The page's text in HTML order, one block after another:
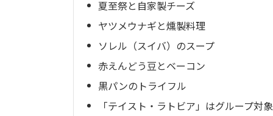
夏至祭と自家製チーズ
ヤツメウナギと燻製料理
ソレル（スイバ）のスープ
赤えんどう豆とベーコン
黒パンのトライフル
「テイスト・ラトビア」はグループ対象